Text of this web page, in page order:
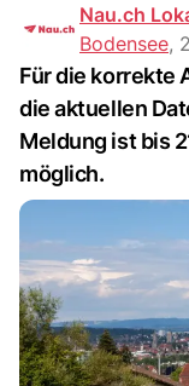
Nau.ch
Bodensee,
Für die korrekte
die aktuellen
Meldung ist bis
möglich.